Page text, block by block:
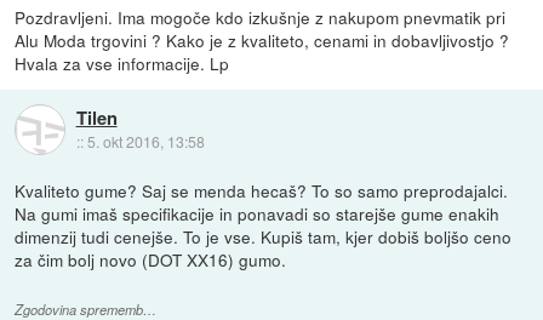
Pozdravljeni. Ima mogoče kdo izkušnje z nakupom pnevmatik pri
Alu Moda trgovini ? Kako je z kvaliteto, cenami in dobavljivostjo ?
Hvala za vse informacije. Lp
Tilen
:: 5. okt 2016, 13:58
Kvaliteto gume? Saj se menda hecaš? To so samo preprodajalci.
Na gumi imaš specifikacije in ponavadi so starejše gume enakih
dimenzij tudi cenejše. To je vse. Kupiš tam, kjer dobiš boljšo ceno
za čim bolj novo (DOT XX16) gumo.
Zgodovina sprememb…